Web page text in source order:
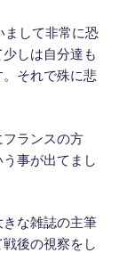
まして非常に恐
しは自分達も
それで殊に悲
ランスの方
事が出てまし
な雑誌の主筆
後の視察をし